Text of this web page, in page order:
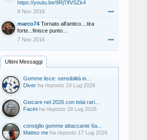
https://youtu.be/9RjTlfVSZk4
8 Nov 2016
•••
marco74 Tornato all'antico....tira
forte...finisce punto...
7 Nov 2016
•••
Ultimi Messaggi
Gomme lisce: sensibilità in...
Diver ha risposto 19 Lug 2026
Giocare nel 2026 con telai rari...
Facini ha risposto 18 Lug 2026
consiglio gomme attaccante 6a...
Matteo me ha risposto 17 Lug 2026